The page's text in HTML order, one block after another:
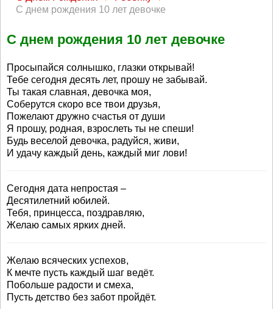
С днем рождения 10 лет девочке
С днем рождения 10 лет девочке
Просыпайся солнышко, глазки открывай!
Тебе сегодня десять лет, прошу не забывай.
Ты такая славная, девочка моя,
Соберутся скоро все твои друзья,
Пожелают дружно счастья от души
Я прошу, родная, взрослеть ты не спеши!
Будь веселой девочка, радуйся, живи,
И удачу каждый день, каждый миг лови!
Сегодня дата непростая –
Десятилетний юбилей.
Тебя, принцесса, поздравляю,
Желаю самых ярких дней.
Желаю всяческих успехов,
К мечте пусть каждый шаг ведёт.
Побольше радости и смеха,
Пусть детство без забот пройдёт.